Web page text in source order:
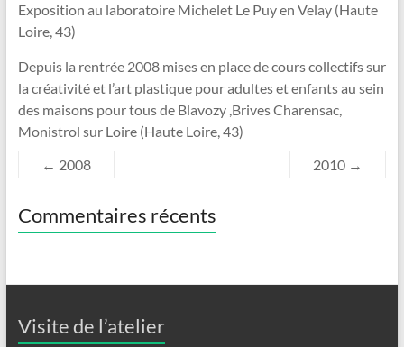
Exposition au laboratoire Michelet Le Puy en Velay (Haute
Loire, 43)
Depuis la rentrée 2008 mises en place de cours collectifs sur
la créativité et l’art plastique pour adultes et enfants au sein
des maisons pour tous de Blavozy ,Brives Charensac,
Monistrol sur Loire (Haute Loire, 43)
← 2008 2010 →
Commentaires récents
Visite de l’atelier